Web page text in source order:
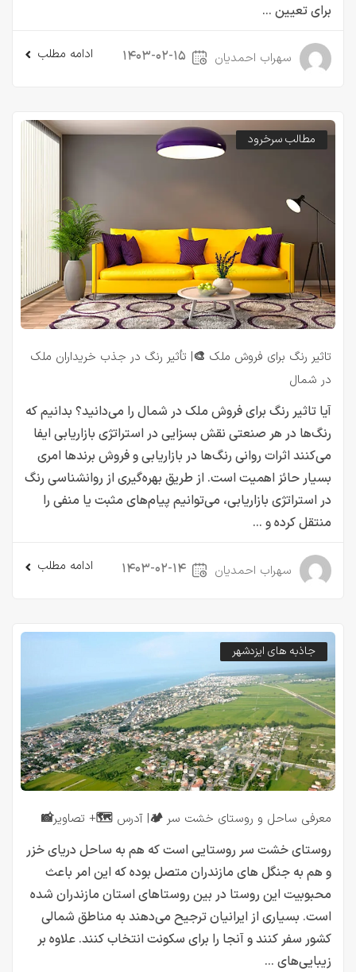
برای تعیین ...
سهراب احمدیان ۱۴۰۳-۰۲-۱۵ ادامه مطلب
مطالب سرخرود
تاثیر رنگ برای فروش ملک 🎨| تأثیر رنگ در جذب خریداران ملک
در شمال
آیا تاثیر رنگ برای فروش ملک در شمال را می‌دانید؟ بدانیم که
رنگ‌ها در هر صنعتی نقش بسزایی در استراتژی بازاریابی ایفا
می‌کنند اثرات روانی رنگ‌ها در بازاریابی و فروش برندها امری
بسیار حائز اهمیت است. از طریق بهره‌گیری از روانشناسی رنگ
در استراتژی بازاریابی، می‌توانیم پیام‌های مثبت یا منفی را
منتقل کرده و ...
سهراب احمدیان ۱۴۰۳-۰۲-۱۴ ادامه مطلب
جاذبه های ایزدشهر
معرفی ساحل و روستای خشت سر 🏕️| آدرس 🗺️+ تصاویر📸
روستای خشت سر روستایی است که هم به ساحل دریای خزر
و هم به جنگل های مازندران متصل بوده که این امر باعث
محبوبیت این روستا در بین روستاهای استان مازندران شده
است. بسیاری از ایرانیان ترجیح می‌دهند به مناطق شمالی
کشور سفر کنند و آنجا را برای سکونت انتخاب کنند. علاوه بر
زیبایی‌های ...